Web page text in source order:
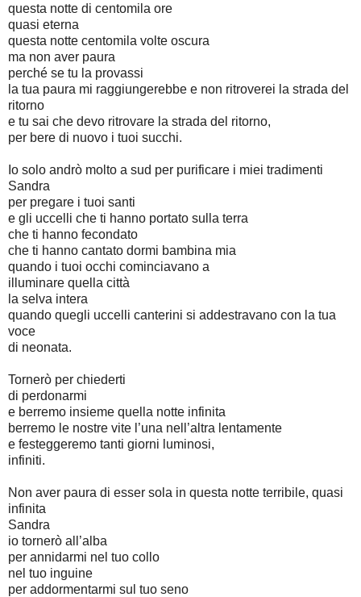
questa notte di centomila ore
quasi eterna
questa notte centomila volte oscura
ma non aver paura
perché se tu la provassi
la tua paura mi raggiungerebbe e non ritroverei la strada del
ritorno
e tu sai che devo ritrovare la strada del ritorno,
per bere di nuovo i tuoi succhi.
Io solo andrò molto a sud per purificare i miei tradimenti
Sandra
per pregare i tuoi santi
e gli uccelli che ti hanno portato sulla terra
che ti hanno fecondato
che ti hanno cantato dormi bambina mia
quando i tuoi occhi cominciavano a
illuminare quella città
la selva intera
quando quegli uccelli canterini si addestravano con la tua
voce
di neonata.
Tornerò per chiederti
di perdonarmi
e berremo insieme quella notte infinita
berremo le nostre vite l’una nell’altra lentamente
e festeggeremo tanti giorni luminosi,
infiniti.
Non aver paura di esser sola in questa notte terribile, quasi
infinita
Sandra
io tornerò all’alba
per annidarmi nel tuo collo
nel tuo inguine
per addormentarmi sul tuo seno